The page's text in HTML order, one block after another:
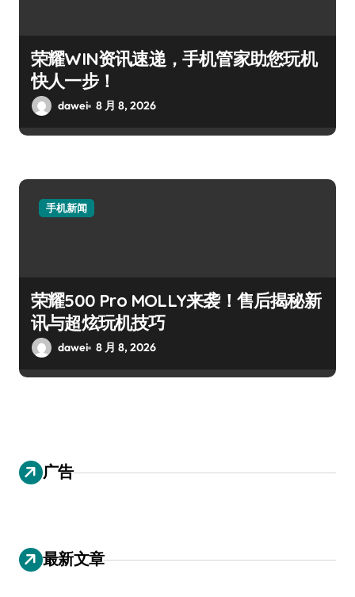
荣耀WIN资讯速递，手机管家助您玩机
快人一步！
dawei 8 月 8, 2026
手机新闻
荣耀500 Pro MOLLY来袭！售后揭秘新
讯与超炫玩机技巧
dawei 8 月 8, 2026
广告
最新文章